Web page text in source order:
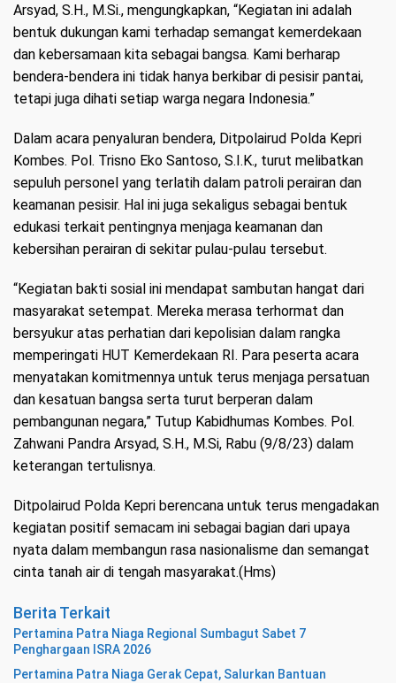
Arsyad, S.H., M.Si., mengungkapkan, “Kegiatan ini adalah
bentuk dukungan kami terhadap semangat kemerdekaan
dan kebersamaan kita sebagai bangsa. Kami berharap
bendera-bendera ini tidak hanya berkibar di pesisir pantai,
tetapi juga dihati setiap warga negara Indonesia.”
Dalam acara penyaluran bendera, Ditpolairud Polda Kepri
Kombes. Pol. Trisno Eko Santoso, S.I.K., turut melibatkan
sepuluh personel yang terlatih dalam patroli perairan dan
keamanan pesisir. Hal ini juga sekaligus sebagai bentuk
edukasi terkait pentingnya menjaga keamanan dan
kebersihan perairan di sekitar pulau-pulau tersebut.
“Kegiatan bakti sosial ini mendapat sambutan hangat dari
masyarakat setempat. Mereka merasa terhormat dan
bersyukur atas perhatian dari kepolisian dalam rangka
memperingati HUT Kemerdekaan RI. Para peserta acara
menyatakan komitmennya untuk terus menjaga persatuan
dan kesatuan bangsa serta turut berperan dalam
pembangunan negara,” Tutup Kabidhumas Kombes. Pol.
Zahwani Pandra Arsyad, S.H., M.Si, Rabu (9/8/23) dalam
keterangan tertulisnya.
Ditpolairud Polda Kepri berencana untuk terus mengadakan
kegiatan positif semacam ini sebagai bagian dari upaya
nyata dalam membangun rasa nasionalisme dan semangat
cinta tanah air di tengah masyarakat.(Hms)
Berita Terkait
Pertamina Patra Niaga Regional Sumbagut Sabet 7
Penghargaan ISRA 2026
Pertamina Patra Niaga Gerak Cepat, Salurkan Bantuan